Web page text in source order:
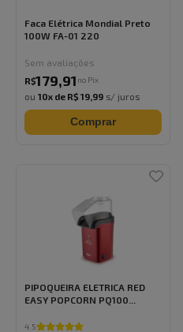
Faca Elétrica Mondial Preto
100W FA-01 220
Sem avaliações
R$179,91 no Pix
ou 10x de R$ 19,99 s/ juros
Comprar
PIPOQUEIRA ELETRICA RED
EASY POPCORN PQ100...
4.5